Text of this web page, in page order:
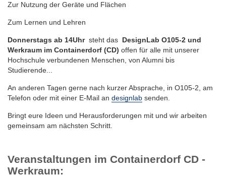
Zur Nutzung der Geräte und Flächen
Zum Lernen und Lehren
Donnerstags ab 14Uhrsteht das DesignLab O105-2 und
Werkraum im Containerdorf (CD) offen für alle mit unserer
Hochschule verbundenen Menschen, von Alumni bis
Studierende...
An anderen Tagen gerne nach kurzer Absprache, in O105-2, am
Telefon oder mit einer E-Mail an designlab senden.
Bringt eure Ideen und Herausforderungen mit und wir arbeiten
gemeinsam am nächsten Schritt.
Veranstaltungen im Containerdorf CD -
Werkraum: